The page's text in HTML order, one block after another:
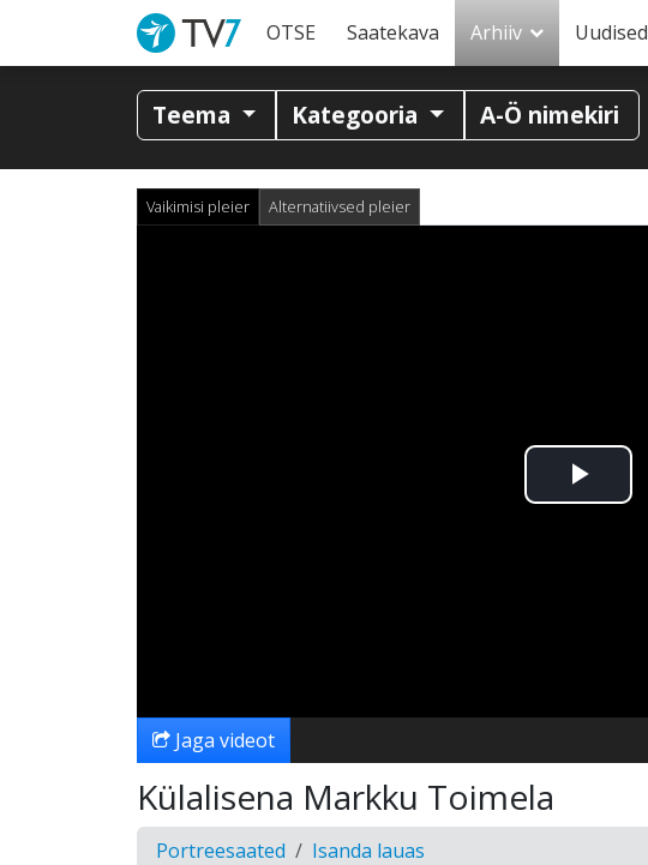
OTSE Saatekava Arhiiv Uudised
Teema Kategooria A-Ö nimekiri
Vaikimisi pleier Alternatiivsed pleier
Esita
Jaga videot
Külalisena Markku Toimela
Portreesaated Isanda lauas